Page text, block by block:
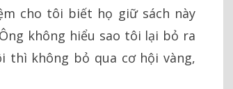
cho tôi biết họ giữ sách này
không hiểu sao tôi lại bỏ ra
thì không bỏ qua cơ hội vàng,